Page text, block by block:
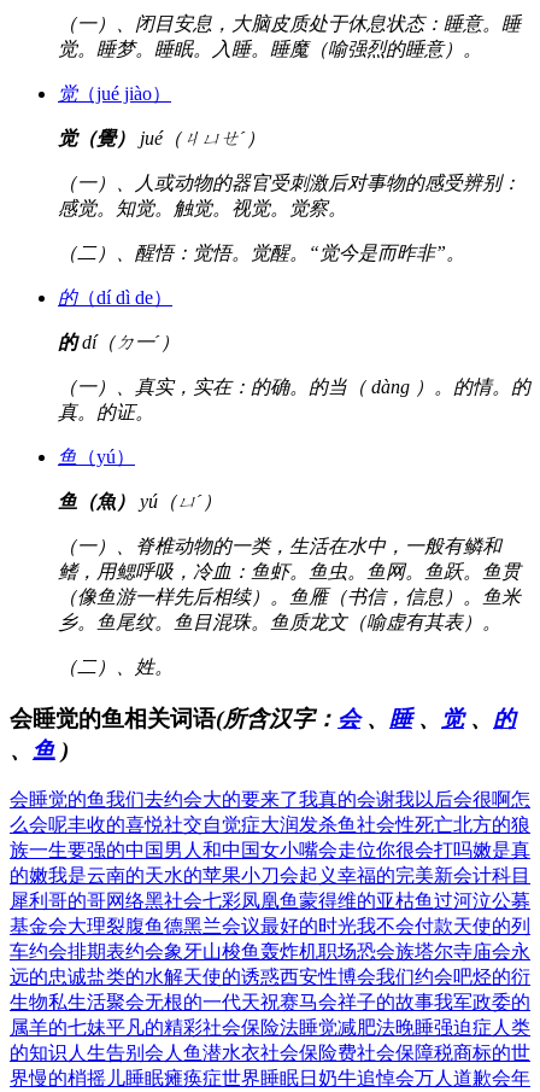
（一）、闭目安息，大脑皮质处于休息状态：睡意。睡
觉。睡梦。睡眠。入睡。睡魔（喻强烈的睡意）。
觉（jué jiào）
觉（覺） jué（ㄐㄩㄝˊ）
（一）、人或动物的器官受刺激后对事物的感受辨别：
感觉。知觉。触觉。视觉。觉察。
（二）、醒悟：觉悟。觉醒。“觉今是而昨非”。
的（dí dì de）
的dí（ㄉ一ˊ）
（一）、真实，实在：的确。的当（ dàng ）。的情。的
真。的证。
鱼 （yú）
鱼（魚） yú（ㄩˊ）
（一）、脊椎动物的一类，生活在水中，一般有鳞和
鳍，用鳃呼吸，冷血：鱼虾。鱼虫。鱼网。鱼跃。鱼贯
（像鱼游一样先后相续）。鱼雁（书信，信息）。鱼米
乡。鱼尾纹。鱼目混珠。鱼质龙文（喻虚有其表）。
（二）、姓。
会睡觉的鱼相关词语(所含汉字： 会、 睡、 觉、 的
、 鱼 )
会睡觉的鱼我们去约会大的要来了我真的会谢我以后会很啊怎
么会呢丰收的喜悦社交自觉症大润发杀鱼社会性死亡北方的狼
族一生要强的中国男人和中国女小嘴会走位你很会打吗嫩是真
的嫩我是云南的天水的苹果小刀会起义幸福的完美新会计科目
犀利哥的哥网络黑社会七彩凤凰鱼蒙得维的亚枯鱼过河泣公募
基金会大理裂腹鱼德黑兰会议最好的时光我不会付款天使的列
车约会排期表约会象牙山梭鱼轰炸机职场恐会族塔尔寺庙会永
远的忠诚盐类的水解天使的诱惑西安性博会我们约会吧烃的衍
生物私生活聚会无根的一代天祝赛马会祥子的故事我军政委的
属羊的七妹平凡的精彩社会保险法睡觉减肥法晚睡强迫症 人类
的知识 人生告别会 人鱼潜水衣社会保险费社会保障税商标的世
界慢的梢摇儿睡眠瘫痪症世界睡眠日 奶牛追悼会万人道歉会年